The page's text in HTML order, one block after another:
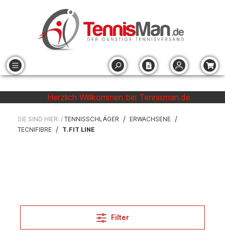
Herzlich Willkommen bei Tennisman.de
SIE SIND HIER: / TENNISSCHLÄGER / ERWACHSENE /
TECNIFIBRE / T.FIT LINE
Filter